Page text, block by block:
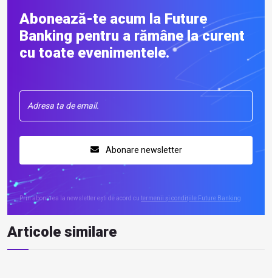
Abonează-te acum la Future
Banking pentru a rămâne la curent
cu toate evenimentele.
Abonare newsletter
Prin abonarea la newsletter ești de acord cu termenii și condițiile Future Banking
Articole similare